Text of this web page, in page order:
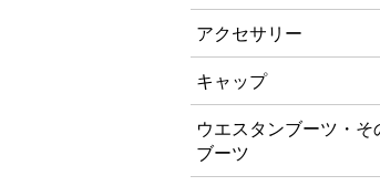
アクセサリー
キャップ
ウエスタンブーツ・そ
ブーツ